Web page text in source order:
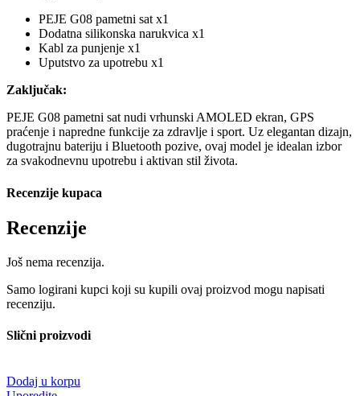
PEJE G08 pametni sat x1
Dodatna silikonska narukvica x1
Kabl za punjenje x1
Uputstvo za upotrebu x1
Zaključak:
PEJE G08 pametni sat nudi vrhunski AMOLED ekran, GPS
praćenje i napredne funkcije za zdravlje i sport. Uz elegantan dizajn,
dugotrajnu bateriju i Bluetooth pozive, ovaj model je idealan izbor
za svakodnevnu upotrebu i aktivan stil života.
Recenzije kupaca
Recenzije
Još nema recenzija.
Samo logirani kupci koji su kupili ovaj proizvod mogu napisati
recenziju.
Slični proizvodi
Dodaj u korpu